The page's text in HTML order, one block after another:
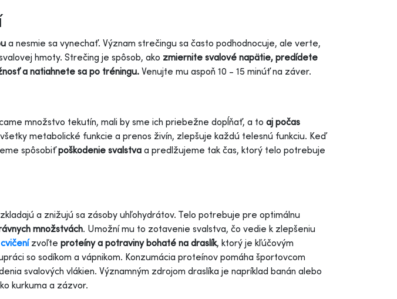
a nesmie sa vynechať. Význam strečingu sa často podhodnocuje, ale verte,
hmoty. Strečing je spôsob, ako zmiernite svalové napätie, predídete
a natiahnete sa po tréningu. Venujte mu aspoň 10 - 15 minúť na záver.
množstvo tekutín, mali by sme ich priebežne dopĺňať, a to aj počas
metabolické funkcie a prenos živín, zlepšuje každú telesnú funkciu. Keď
spôsobiť poškodenie svalstva a predlžujeme tak čas, ktorý telo potrebuje
a znižujú sa zásoby uhľohydrátov. Telo potrebuje pre optimálnu
množstvách. Umožní mu to zotavenie svalstva, čo vedie k zlepšeniu
zvoľte proteíny a potraviny bohaté na draslík, ktorý je kľúčovým
so sodíkom a vápnikom. Konzumácia proteínov pomáha športovcom
svalových vlákien. Významným zdrojom draslíka je napríklad banán alebo
kurkuma a zázvor.